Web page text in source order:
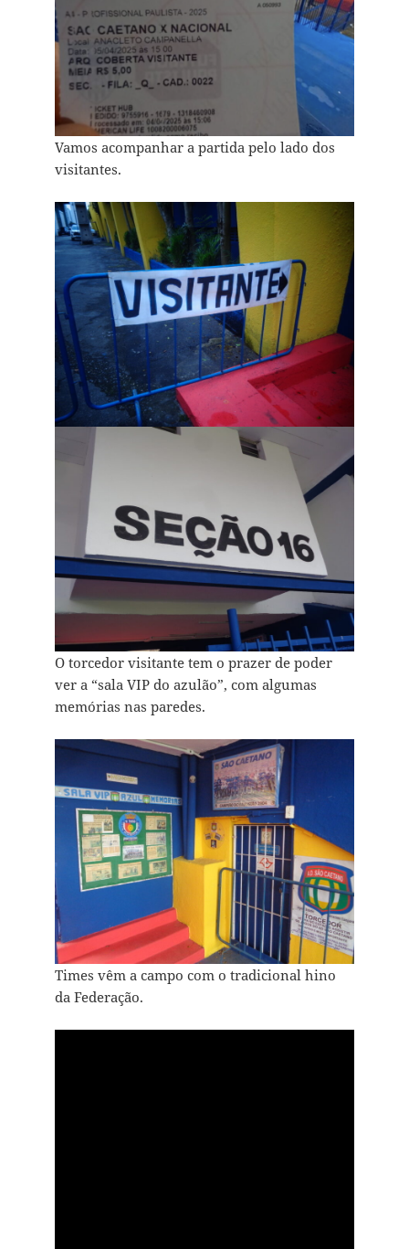
Vamos acompanhar a partida pelo lado dos
visitantes.
O torcedor visitante tem o prazer de poder
ver a “sala VIP do azulão”, com algumas
memórias nas paredes.
Times vêm a campo com o tradicional hino
da Federação.